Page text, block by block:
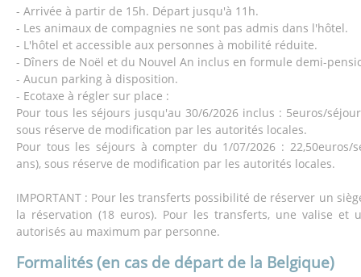
- Arrivée à partir de 15h. Départ jusqu'à 11h.
- Les animaux de compagnies ne sont pas admis dans l'hôtel.
- L'hôtel et accessible aux personnes à mobilité réduite.
- Dîners de Noël et du Nouvel An inclus en formule demi-
- Aucun parking à disposition.
- Ecotaxe à régler sur place :
Pour tous les séjours jusqu'au 30/6/2026 inclus : 5euros/
sous réserve de modification par les autorités locales.
Pour tous les séjours à compter du 1/07/2026 : 22,50euros/
ans), sous réserve de modification par les autorités locales.
IMPORTANT : Pour les transferts possibilité de réserver un
la réservation (18 euros). Pour les transferts, une valise et
autorisés au maximum par personne.
Formalités (en cas de départ de la Belgique)